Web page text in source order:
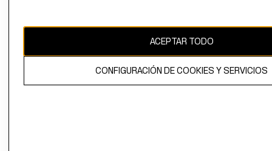
El contenido de esta página web está protegido por copyright y es
ACEPTAR TODO
CONFIGURACIÓN DE COOKIES Y SERVICIOS